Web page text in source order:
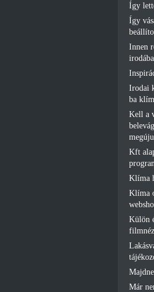
Így
Így
Innen
irodába
Irodai
ba
Kell a
Kft
Klíma
Klíma
Külön
Már